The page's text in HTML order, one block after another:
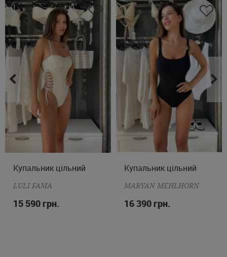
S M
Купальник цільний
LULI FAMA
15 590 грн.
M L XL 2XL
Купальник цільний
MARYAN MEHLHORN
16 390 грн.